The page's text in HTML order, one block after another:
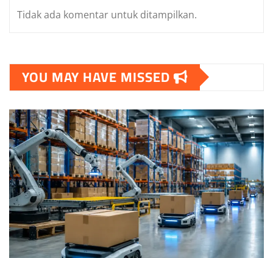
Tidak ada komentar untuk ditampilkan.
YOU MAY HAVE MISSED